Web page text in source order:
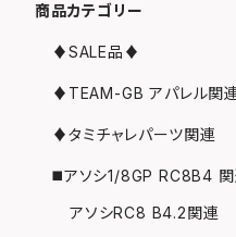
商品カテゴリー
♦︎SALE品♦︎
♦︎TEAM-GB アパレル関
♦︎タミチャレパーツ関連
◼️アソシ1/8GP RC8B4
アソシRC8 B4.2関連